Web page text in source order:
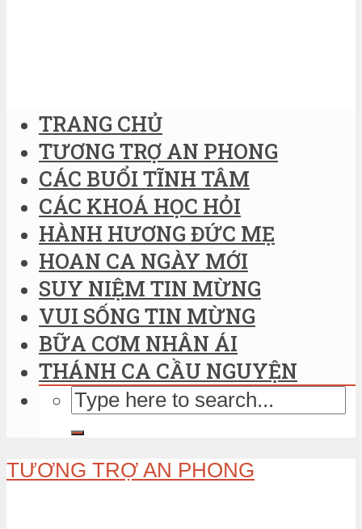
TRANG CHỦ
TƯƠNG TRỢ AN PHONG
CÁC BUỔI TĨNH TÂM
CÁC KHOÁ HỌC HỎI
HÀNH HƯƠNG ĐỨC MẸ
HOAN CA NGÀY MỚI
SUY NIỆM TIN MỪNG
VUI SỐNG TIN MỪNG
BỮA CƠM NHÂN ÁI
THÁNH CA CẦU NGUYỆN
TƯƠNG TRỢ AN PHONG